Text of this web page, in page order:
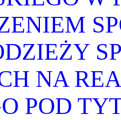
NA
POD